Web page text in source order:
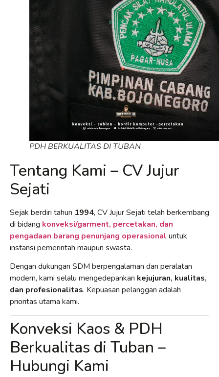
PDH BERKUALITAS DI TUBAN
Tentang Kami – CV Jujur
Sejati
Sejak berdiri tahun 1994, CV Jujur Sejati telah berkembang
di bidang konveksi/garment, percetakan, dan
pengadaan barang penunjang operasional untuk
instansi pemerintah maupun swasta.
Dengan dukungan SDM berpengalaman dan peralatan
modern, kami selalu mengedepankan kejujuran, kualitas,
dan profesionalitas. Kepuasan pelanggan adalah
prioritas utama kami.
Konveksi Kaos & PDH
Berkualitas di Tuban –
Hubungi Kami